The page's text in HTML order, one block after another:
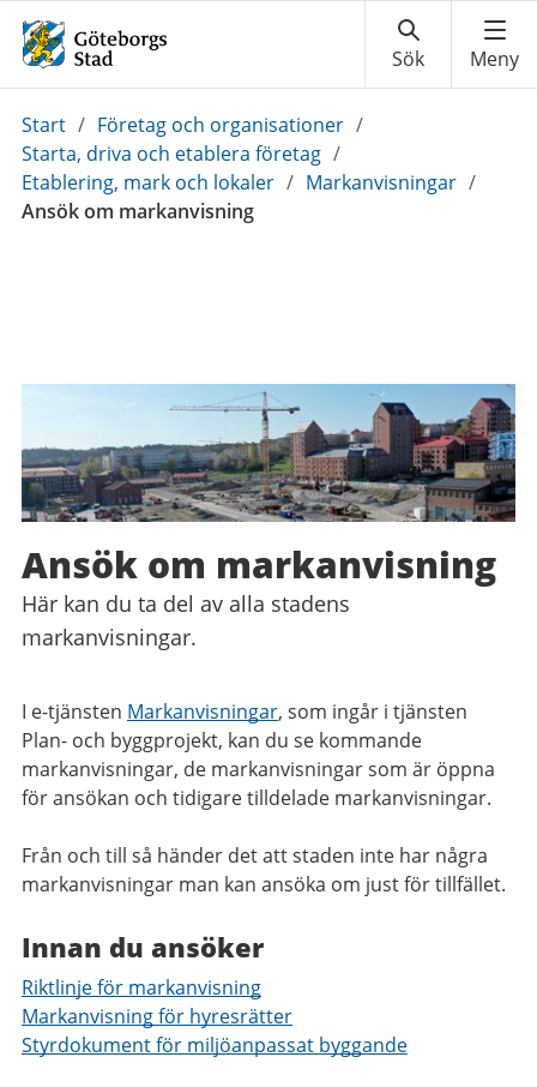
Du
är
här:
Start / Företag och organisationer /
Starta, driva och etablera företag /
Etablering, mark och lokaler / Markanvisningar /
Ansök om markanvisning
Ansök om markanvisning
Här kan du ta del av alla stadens
markanvisningar.
I e-tjänsten Markanvisningar, som ingår i tjänsten
Plan- och byggprojekt, kan du se kommande
markanvisningar, de markanvisningar som är öppna
för ansökan och tidigare tilldelade markanvisningar.
Från och till så händer det att staden inte har några
markanvisningar man kan ansöka om just för tillfället.
Innan du ansöker
Riktlinje för markanvisning
Markanvisning för hyresrätter
Styrdokument för miljöanpassat byggande